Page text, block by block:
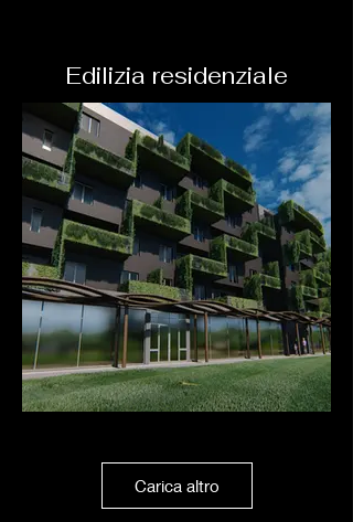
Edilizia residenziale
Carica altro